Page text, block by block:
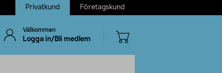
Privatkund Företagskund
Välkommen
Logga in/Bli medlem